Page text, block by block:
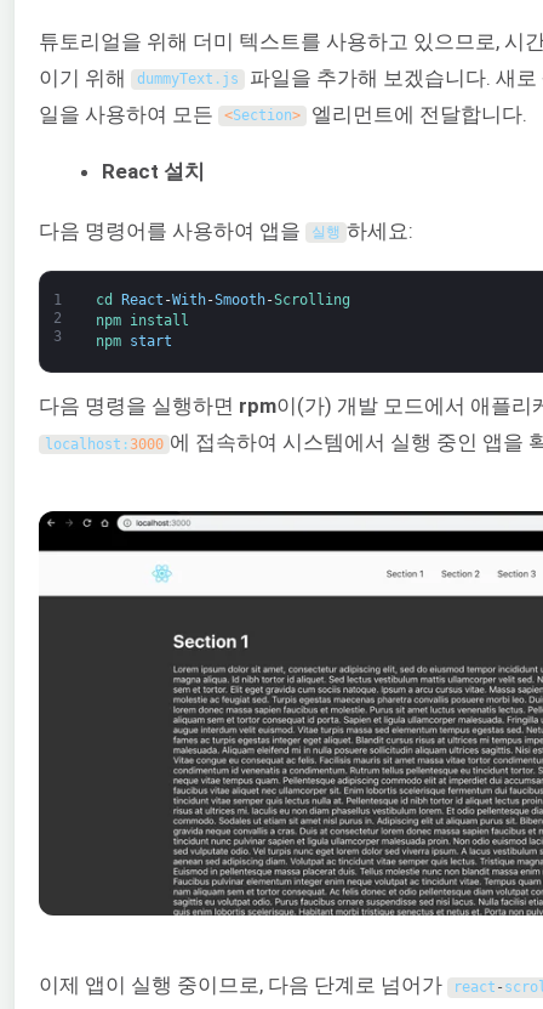
튜토리얼을 위해 더미 텍스트를 사용하고 있으므로, 시
이기 위해
dummyText . js 파일을 추가해 보겠습니다. 새
일을 사용하여 모든
<Section> 엘리먼트에 전달합니다.
React 설치
다음 명령어를 사용하여 앱을 실행 하세요:
1
2
3
cd React -With-Smooth-Scrolling
npm install
npm start
다음 명령을 실행하면 rpm이(가) 개발 모드에서 애플리
localhost :3000 에 접속하여 시스템에서 실행 중인 앱을
이제 앱이 실행 중이므로, 다음 단계로 넘어가 react -